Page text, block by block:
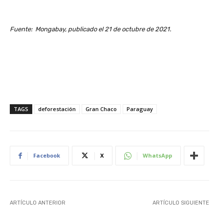
Fuente: Mongabay, publicado el 21 de octubre de 2021.
TAGS deforestación Gran Chaco Paraguay
Facebook X WhatsApp
ARTÍCULO ANTERIOR ARTÍCULO SIGUIENTE